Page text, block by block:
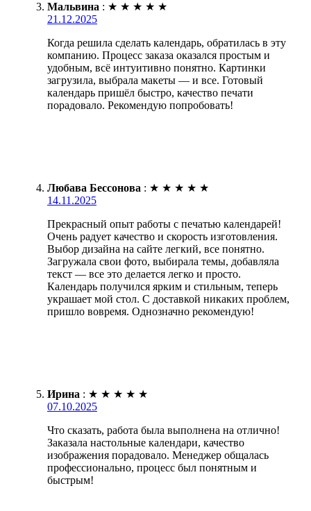
Мальвина : ★ ★ ★ ★ ★
21.12.2025
Когда решила сделать календарь, обратилась в эту
компанию. Процесс заказа оказался простым и
удобным, всё интуитивно понятно. Картинки
загрузила, выбрала макеты — и все. Готовый
календарь пришёл быстро, качество печати
порадовало. Рекомендую попробовать!
Любава Бессонова : ★ ★ ★ ★ ★
14.11.2025
Прекрасный опыт работы с печатью календарей!
Очень радует качество и скорость изготовления.
Выбор дизайна на сайте легкий, все понятно.
Загружала свои фото, выбирала темы, добавляла
текст — все это делается легко и просто.
Календарь получился ярким и стильным, теперь
украшает мой стол. С доставкой никаких проблем,
пришло вовремя. Однозначно рекомендую!
Ирина : ★ ★ ★ ★ ★
07.10.2025
Что сказать, работа была выполнена на отлично!
Заказала настольные календари, качество
изображения порадовало. Менеджер общалась
профессионально, процесс был понятным и
быстрым!